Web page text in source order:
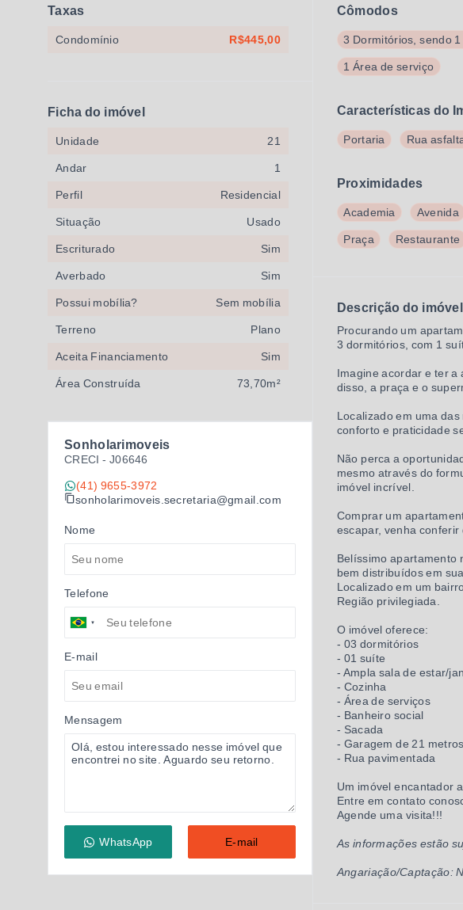
Cômodos
3 Dormitórios, sendo
1 Área de serviço
Características do
Portaria Rua
Proximidades
Academia Avenida
Praça Restaurante
Descrição do imóvel
Procurando um
3 dormitórios, com 1
Imagine acordar e ter a
disso, a praça e o
Localizado em uma
conforto e praticidade
Não perca a
mesmo através do
imóvel incrível.
Comprar um
escapar, venha
Belíssimo apartamento
bem distribuídos em
Localizado em um
Região privilegiada.
O imóvel oferece:
- 03 dormitórios
- 01 suíte
- Ampla sala de estar/
- Cozinha
- Área de serviços
- Banheiro social
- Sacada
- Garagem de 21
- Rua pavimentada
Um imóvel encantador
Entre em contato
Agende uma visita!!!
As informações estão
Angariação/Captação:
Taxas
Condomínio R$445,00
Ficha do imóvel
Unidade 21
Andar 1
Perfil Residencial
Situação Usado
Escriturado Sim
Averbado Sim
Possui mobília? Sem mobília
Terreno Plano
Aceita Financiamento Sim
Área Construída 73,70m²
Sonholarimoveis
CRECI - J06646
(41) 9655-3972
sonholarimoveis.secretaria@gmail.com
Nome
Telefone
E-mail
Mensagem
WhatsApp E-mail